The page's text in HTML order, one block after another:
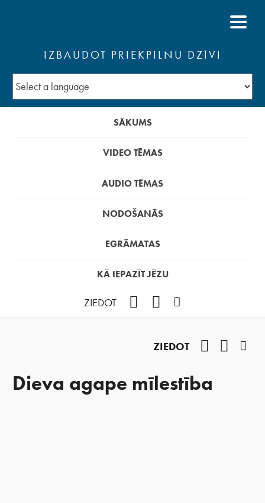
IZBAUDOT PRIEKPILNU DZĪVI
SĀKUMS
VIDEO TĒMAS
AUDIO TĒMAS
NODOŠANĀS
EGRĀMATAS
KĀ IEPAZĪT JĒZU
ZIEDOT FacebookYouTube
ZIEDOT Facebook
Dieva agape mīlestība